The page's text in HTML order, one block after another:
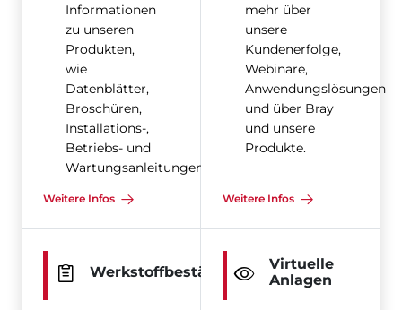
Informationen
zu unseren
Produkten,
wie
Datenblätter,
Broschüren,
Installations-,
Betriebs- und
Wartungsanleitungen
Weitere Infos
mehr über
unsere
Kundenerfolge,
Webinare,
Anwendungslösungen
und über Bray
und unsere
Produkte.
Weitere Infos
Werkstoffbeständigkeit Virtuelle
Anlagen